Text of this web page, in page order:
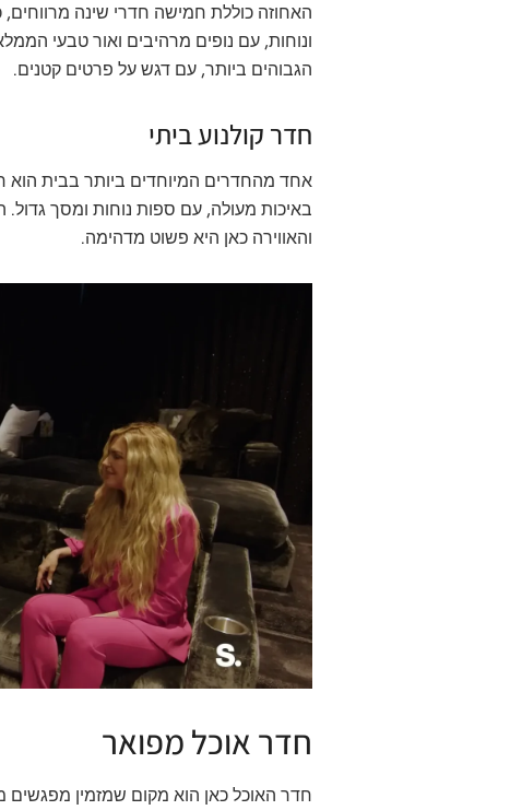
האחוזה כוללת חמישה חדרי שינה
ונוחות, עם נופים מרהיבים ואור טבעי
הגבוהים ביותר, עם דגש על פרטים קטנים.
חדר קולנוע ביתי
אחד מהחדרים המיוחדים ביותר בבית הוא
באיכות מעולה, עם ספות נוחות ומסך
והאווירה כאן היא פשוט מדהימה.
חדר אוכל מפואר
חדר האוכל כאן הוא מקום שמזמין מפגשים